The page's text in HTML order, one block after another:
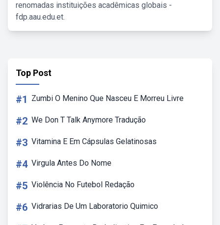
renomadas instituições acadêmicas globais -
fdp.aau.edu.et.
Top Post
#1 Zumbi O Menino Que Nasceu E Morreu Livre
#2 We Don T Talk Anymore Tradução
#3 Vitamina E Em Cápsulas Gelatinosas
#4 Virgula Antes Do Nome
#5 Violência No Futebol Redação
#6 Vidrarias De Um Laboratorio Quimico